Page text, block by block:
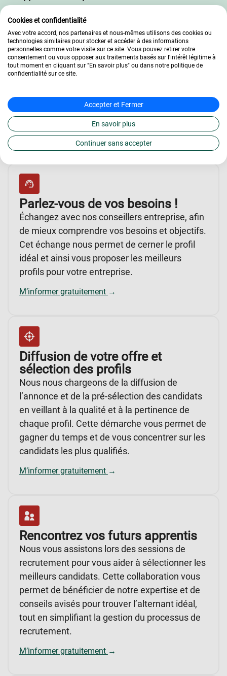
Parler à
un
conseiller
Notre
Accompagnement pour
un Recrutement en
Alternance Réussi
Parlez-vous de vos besoins !
Échangez avec nos conseillers entreprise, afin
de mieux comprendre vos besoins et objectifs.
Cet échange nous permet de cerner le profil
idéal et ainsi vous proposer les meilleurs
profils pour votre entreprise.
M’informer gratuitement →
Diffusion de votre offre et
sélection des profils
Nous nous chargeons de la diffusion de
l’annonce et de la pré-sélection des candidats
en veillant à la qualité et à la pertinence de
chaque profil. Cette démarche vous permet de
gagner du temps et de vous concentrer sur les
candidats les plus qualifiés.
M’informer gratuitement →
Rencontrez vos futurs apprentis
Nous vous assistons lors des sessions de
recrutement pour vous aider à sélectionner les
meilleurs candidats. Cette collaboration vous
permet de bénéficier de notre expertise et de
conseils avisés pour trouver l’alternant idéal,
tout en simplifiant la gestion du processus de
recrutement.
M’informer gratuitement →
Cookies et confidentialité
Avec votre accord, nos partenaires et nous-mêmes utilisons des cookies ou
technologies similaires pour stocker et accéder à des informations
personnelles comme votre visite sur ce site. Vous pouvez retirer votre
consentement ou vous opposer aux traitements basés sur l'intérêt légitime à
tout moment en cliquant sur "En savoir plus" ou dans notre politique de
confidentialité sur ce site.
Accepter et Fermer
En savoir plus
Continuer sans accepter